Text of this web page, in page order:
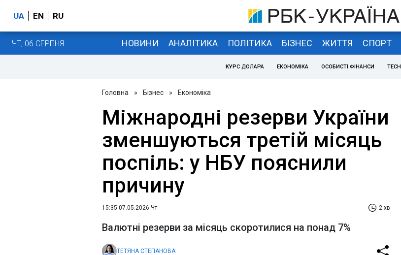
UA EN RU
ЧТ, 06 СЕРПНЯ НОВИНИ АНАЛІТИКА ПОЛІТИКА БІЗНЕС ЖИТТЯ СПОРТ
КУРС ДОЛАРА ЕКОНОМІКА ОСОБИСТІ ФІНАНСИ TECH
Головна » Бізнес » Економіка
Міжнародні резерви України
зменшуються третій місяць
поспіль: у НБУ пояснили
причину
15:35 07.05.2026 Чт 2 хв
Валютні резерви за місяць скоротилися на понад 7%
ТЕТЯНА СТЕПАНОВА